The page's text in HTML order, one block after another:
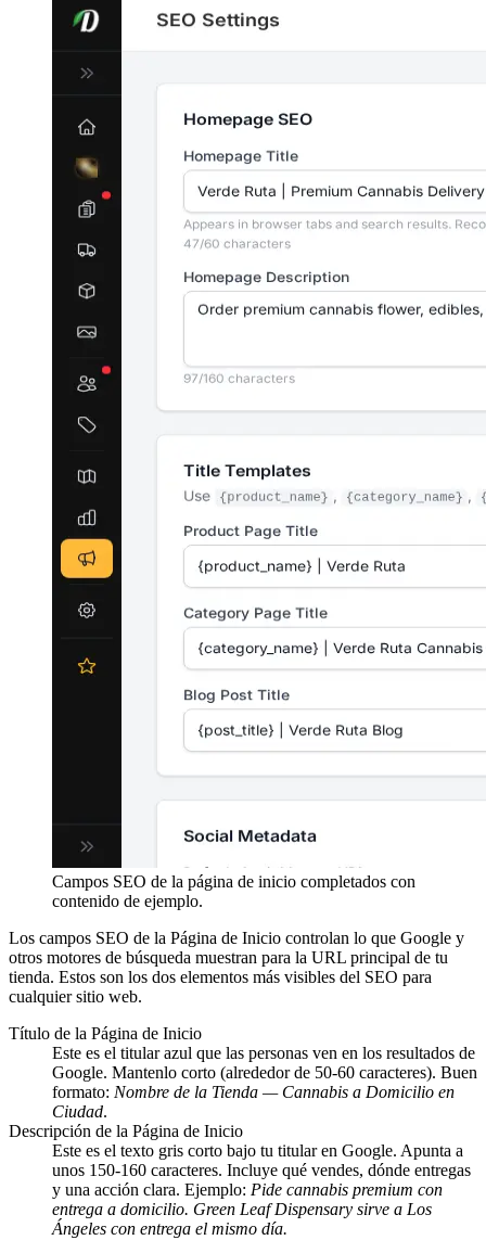
Campos SEO de la página de inicio completados con
contenido de ejemplo.
Los campos SEO de la Página de Inicio controlan lo que Google y
otros motores de búsqueda muestran para la URL principal de tu
tienda. Estos son los dos elementos más visibles del SEO para
cualquier sitio web.
Título de la Página de Inicio
Este es el titular azul que las personas ven en los resultados de
Google. Mantenlo corto (alrededor de 50-60 caracteres). Buen
formato: Nombre de la Tienda — Cannabis a Domicilio en
Ciudad.
Descripción de la Página de Inicio
Este es el texto gris corto bajo tu titular en Google. Apunta a
unos 150-160 caracteres. Incluye qué vendes, dónde entregas
y una acción clara. Ejemplo: Pide cannabis premium con
entrega a domicilio. Green Leaf Dispensary sirve a Los
Ángeles con entrega el mismo día.